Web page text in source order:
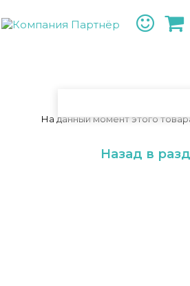
На данный момент этого
Назад в